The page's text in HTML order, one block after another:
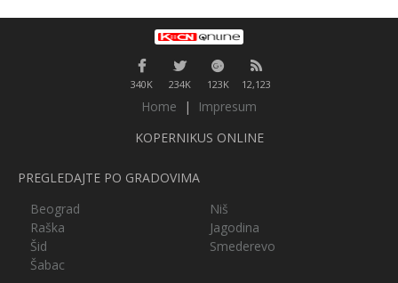
340K 234K 123K 12,123
Home |
Impresum
KOPERNIKUS ONLINE
PREGLEDAJTE PO GRADOVIMA
Beograd
Niš
Raška
Jagodina
Šid
Smederevo
Šabac